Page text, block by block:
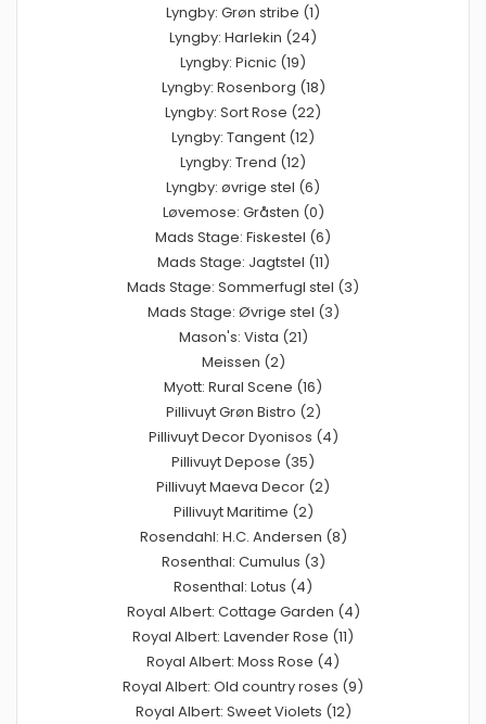
Lyngby: Grøn stribe (1)
Lyngby: Harlekin (24)
Lyngby: Picnic (19)
Lyngby: Rosenborg (18)
Lyngby: Sort Rose (22)
Lyngby: Tangent (12)
Lyngby: Trend (12)
Lyngby: øvrige stel (6)
Løvemose: Gråsten (0)
Mads Stage: Fiskestel (6)
Mads Stage: Jagtstel (11)
Mads Stage: Sommerfugl stel (3)
Mads Stage: Øvrige stel (3)
Mason's: Vista (21)
Meissen (2)
Myott: Rural Scene (16)
Pillivuyt Grøn Bistro (2)
Pillivuyt Decor Dyonisos (4)
Pillivuyt Depose (35)
Pillivuyt Maeva Decor (2)
Pillivuyt Maritime (2)
Rosendahl: H.C. Andersen (8)
Rosenthal: Cumulus (3)
Rosenthal: Lotus (4)
Royal Albert: Cottage Garden (4)
Royal Albert: Lavender Rose (11)
Royal Albert: Moss Rose (4)
Royal Albert: Old country roses (9)
Royal Albert: Sweet Violets (12)